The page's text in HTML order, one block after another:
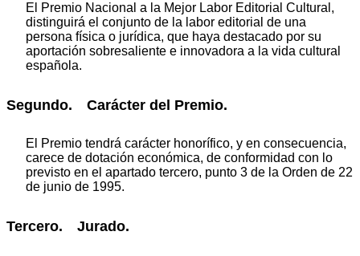
El Premio Nacional a la Mejor Labor Editorial Cultural,
distinguirá el conjunto de la labor editorial de una
persona física o jurídica, que haya destacado por su
aportación sobresaliente e innovadora a la vida cultural
española.
Segundo. Carácter del Premio.
El Premio tendrá carácter honorífico, y en consecuencia,
carece de dotación económica, de conformidad con lo
previsto en el apartado tercero, punto 3 de la Orden de 22
de junio de 1995.
Tercero. Jurado.